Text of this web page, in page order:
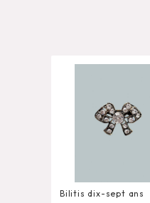
Bilitis dix-sept